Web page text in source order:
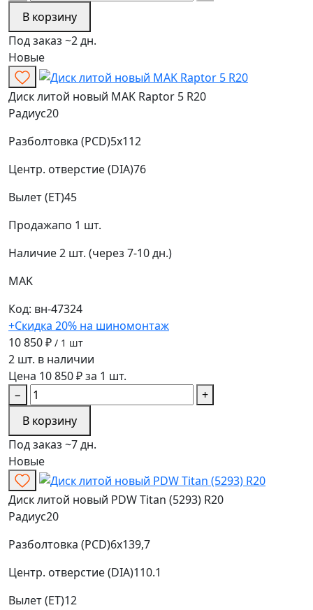
В корзину
Под заказ ~2 дн.
Новые
Диск литой новый MAK Raptor 5 R20
Радиус20
Разболтовка (PCD)5x112
Центр. отверстие (DIA)76
Вылет (ET)45
Продажапо 1 шт.
Наличие2 шт. (через 7-10 дн.)
MAK
Код: вн-47324
+Скидка 20% на шиномонтаж
10 850 ₽ / 1 шт
2 шт. в наличии
Цена 10 850 ₽ за 1 шт.
−
+
В корзину
Под заказ ~7 дн.
Новые
Диск литой новый PDW Titan (5293) R20
Радиус20
Разболтовка (PCD)6x139,7
Центр. отверстие (DIA)110.1
Вылет (ET)12